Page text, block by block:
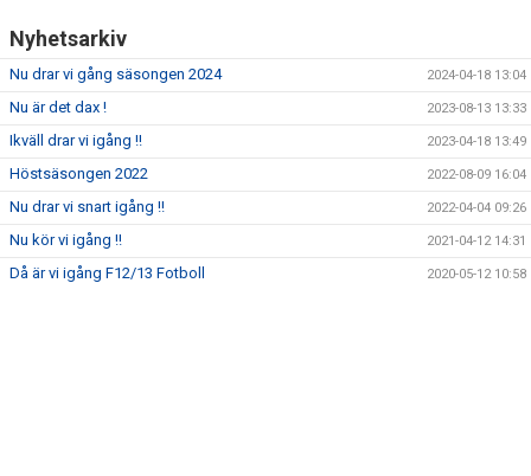
Nyhetsarkiv
Nu drar vi gång säsongen 2024 2024-04-18 13:04
Nu är det dax ! 2023-08-13 13:33
Ikväll drar vi igång !! 2023-04-18 13:49
Höstsäsongen 2022 2022-08-09 16:04
Nu drar vi snart igång !! 2022-04-04 09:26
Nu kör vi igång !! 2021-04-12 14:31
Då är vi igång F12/13 Fotboll 2020-05-12 10:58